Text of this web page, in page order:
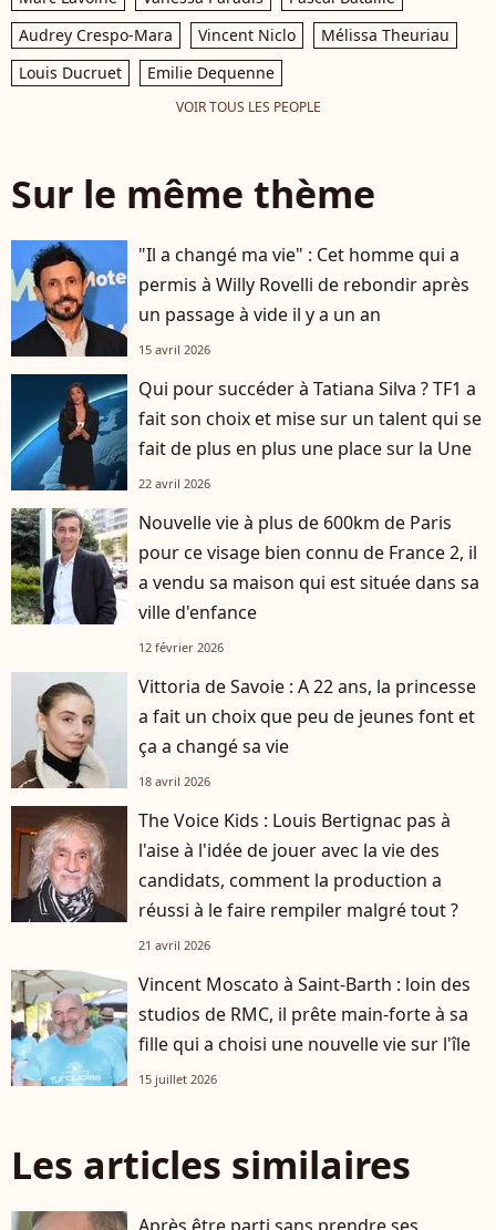
Audrey Crespo-Mara
Vincent Niclo
Mélissa Theuriau
Louis Ducruet
Emilie Dequenne
VOIR TOUS LES PEOPLE
Sur le même thème
"Il a changé ma vie" : Cet homme qui a
permis à Willy Rovelli de rebondir après
un passage à vide il y a un an
15 avril 2026
Qui pour succéder à Tatiana Silva ? TF1 a
fait son choix et mise sur un talent qui se
fait de plus en plus une place sur la Une
22 avril 2026
Nouvelle vie à plus de 600km de Paris
pour ce visage bien connu de France 2, il
a vendu sa maison qui est située dans sa
ville d'enfance
12 février 2026
Vittoria de Savoie : A 22 ans, la princesse
a fait un choix que peu de jeunes font et
ça a changé sa vie
18 avril 2026
The Voice Kids : Louis Bertignac pas à
l'aise à l'idée de jouer avec la vie des
candidats, comment la production a
réussi à le faire rempiler malgré tout ?
21 avril 2026
Vincent Moscato à Saint-Barth : loin des
studios de RMC, il prête main-forte à sa
fille qui a choisi une nouvelle vie sur l'île
15 juillet 2026
Les articles similaires